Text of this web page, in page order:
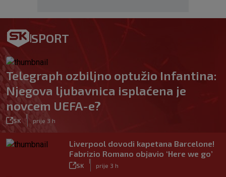
SPORT
Telegraph ozbiljno optužio Infantina:
Njegova ljubavnica isplaćena je
novcem UEFA-e?
SK prije 3 h
Liverpool dovodi kapetana Barcelone!
Fabrizio Romano objavio ‘Here we go’
SK prije 3 h